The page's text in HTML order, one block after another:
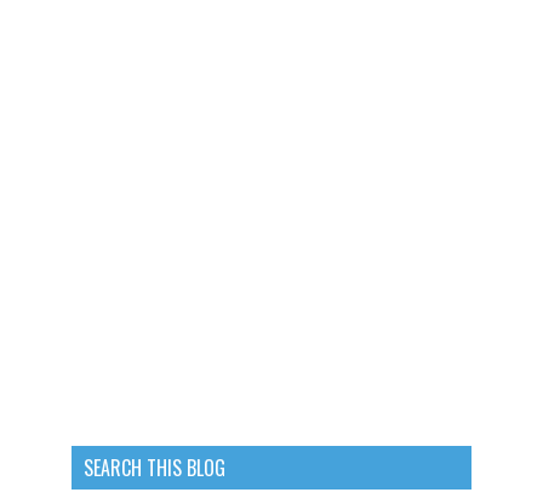
SEARCH THIS BLOG